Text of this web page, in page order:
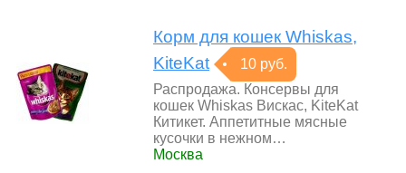
Корм для кошек Whiskas,
KiteKat
10 руб.
Распродажа. Консервы для
кошек Whiskas Вискас, KiteKat
Китикет. Аппетитные мясные
кусочки в нежном…
Москва